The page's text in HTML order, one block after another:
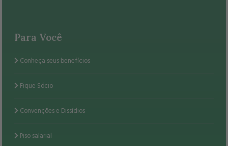
Para Você
Conheça seus benefícios
Fique Sócio
Convenções e Dissídios
Piso salarial